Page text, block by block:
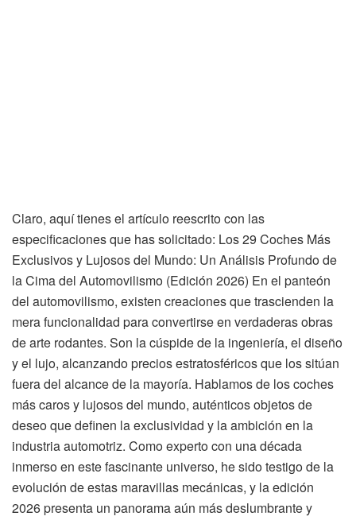
Claro, aquí tienes el artículo reescrito con las
especificaciones que has solicitado: Los 29 Coches Más
Exclusivos y Lujosos del Mundo: Un Análisis Profundo de
la Cima del Automovilismo (Edición 2026) En el panteón
del automovilismo, existen creaciones que trascienden la
mera funcionalidad para convertirse en verdaderas obras
de arte rodantes. Son la cúspide de la ingeniería, el diseño
y el lujo, alcanzando precios estratosféricos que los sitúan
fuera del alcance de la mayoría. Hablamos de los coches
más caros y lujosos del mundo, auténticos objetos de
deseo que definen la exclusividad y la ambición en la
industria automotriz. Como experto con una década
inmerso en este fascinante universo, he sido testigo de la
evolución de estas maravillas mecánicas, y la edición
2026 presenta un panorama aún más deslumbrante y